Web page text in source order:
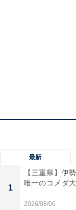
最新
1
【三重県】伊
唯一のコメダ
2026/08/06